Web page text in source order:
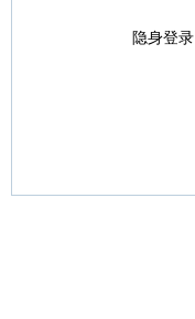
隐身登录